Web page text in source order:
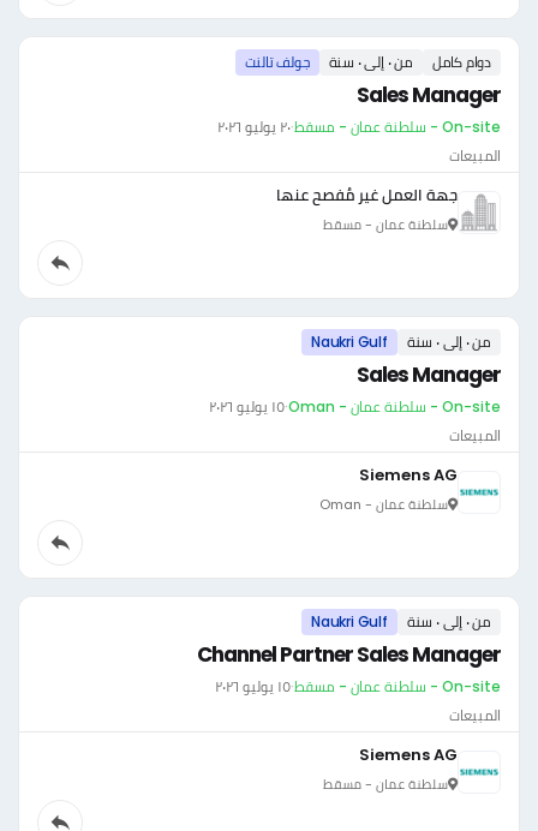
دوام كامل من ٠ إلى ٠ سنة جولف تالنت
Sales Manager
On-site - سلطنة عمان - مسقط ·٢٠ يوليو ٢٠٢٦
المبيعات
جهة العمل غير مُفصح عنها
سلطنة عمان - مسقط
من ٠ إلى ٠ سنة Naukri Gulf
Sales Manager
On-site - سلطنة عمان - Oman ·١٥ يوليو ٢٠٢٦
المبيعات
Siemens AG
سلطنة عمان - Oman
من ٠ إلى ٠ سنة Naukri Gulf
Channel Partner Sales Manager
On-site - سلطنة عمان - مسقط ·١٥ يوليو ٢٠٢٦
المبيعات
Siemens AG
سلطنة عمان - مسقط